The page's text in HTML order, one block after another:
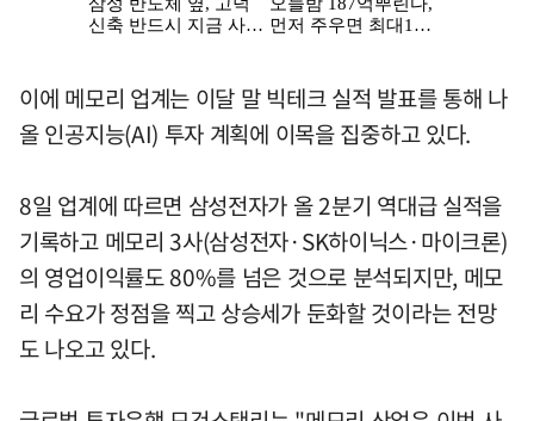
이에 메모리 업계는 이달 말 빅테크 실적 발표를 통해 나
올 인공지능(AI) 투자 계획에 이목을 집중하고 있다.
8일 업계에 따르면 삼성전자가 올 2분기 역대급 실적을
기록하고 메모리 3사(삼성전자·SK하이닉스·마이크론)
의 영업이익률도 80%를 넘은 것으로 분석되지만, 메모
리 수요가 정점을 찍고 상승세가 둔화할 것이라는 전망
도 나오고 있다.